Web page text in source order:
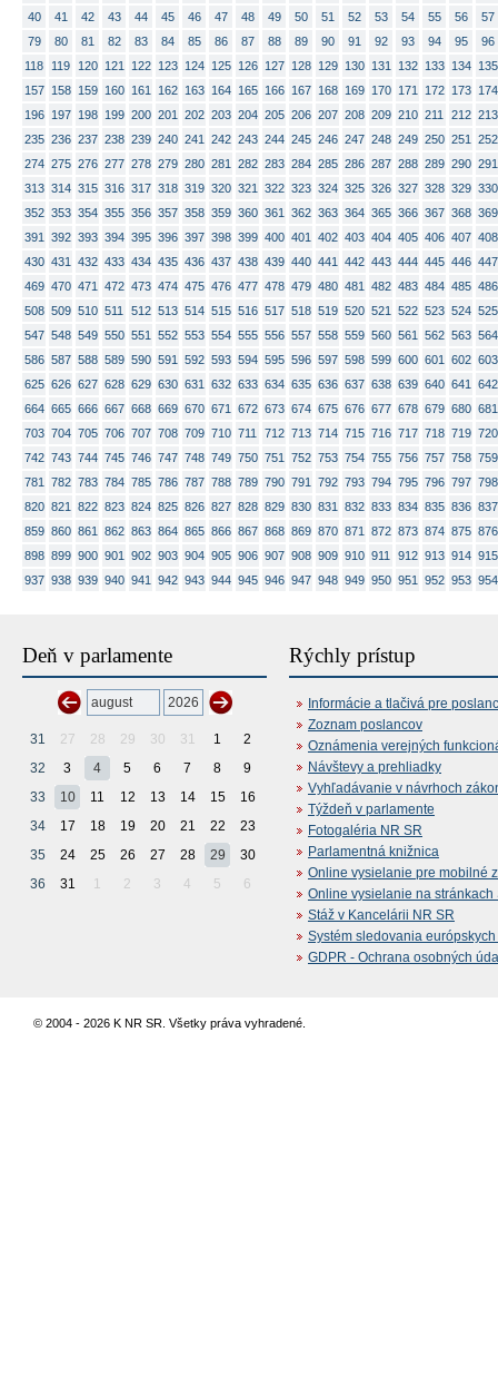
40
41 42 43 44 45 46 47 48 49 50 51 52 53 54 55 56
57
79
80 81 82 83 84 85 86 87 88 89 90 91 92 93 94 95
96
118
119 120 121 122 123 124 125 126 127 128 129 130 131 132 133 134
135
157
158 159 160 161 162 163 164 165 166 167 168 169 170 171 172 173
174
196
197 198 199 200 201 202 203 204 205 206 207 208 209 210 211 212 213
235 236 237 238 239 240 241 242 243 244 245 246 247 248 249 250 251
252
274 275 276 277 278 279 280 281 282 283 284 285 286 287 288 289 290 291
313 314 315 316 317 318 319 320 321 322 323 324 325 326 327 328 329 330
352 353 354 355 356 357 358 359 360 361 362 363 364 365 366 367 368 369
391
392 393 394 395 396 397 398 399 400 401 402 403 404 405 406 407 408
430 431 432 433 434 435 436 437 438 439 440 441 442 443 444 445 446 447
469 470 471 472 473 474 475 476 477 478 479 480 481 482 483 484 485 486
508 509 510 511 512 513 514 515 516 517 518 519 520 521 522 523 524 525
547 548 549 550 551 552 553 554 555 556 557 558 559 560 561 562 563 564
586 587 588 589 590 591 592 593 594 595 596 597 598 599 600 601 602 603
625 626 627 628 629 630 631 632 633 634 635 636 637 638 639 640 641
642
664 665 666 667 668 669 670 671 672 673 674 675 676 677 678 679 680 681
703 704 705 706 707 708 709 710 711 712 713 714 715 716 717 718 719 720
742 743 744 745 746 747 748 749 750 751 752 753 754 755 756 757 758 759
781
782 783 784 785 786 787 788 789 790 791 792 793 794 795 796 797 798
820 821 822 823 824 825 826 827 828 829 830 831 832 833 834 835 836 837
859 860 861 862 863 864 865 866 867 868 869 870 871 872 873 874 875 876
898 899 900 901 902 903 904 905 906 907 908 909 910 911 912 913 914 915
937 938 939 940 941 942 943 944 945 946 947 948 949 950 951 952 953 954
Deň v parlamente
31 27 28 29 30 31 1
2
32
3 4 5 6 7 8
9
33
10 11 12 13 14 15
16
34
17 18 19 20 21 22
23
35
24 25 26 27 28 29
30
36
31 1 2 3 4 5 6
Rýchly prístup
Informácie a tlačivá pre
Zoznam poslancov
Oznámenia verejných
Návštevy a prehliadky
Vyhľadávanie v návrhoch
Týždeň v parlamente
Fotogaléria NR SR
Parlamentná knižnica
Online vysielanie pre mobilné
Online vysielanie na stránkach
Stáž v Kancelárii NR SR
Systém sledovania
GDPR - Ochrana osobných
© 2004 - 2026 K NR SR. Všetky práva vyhradené.